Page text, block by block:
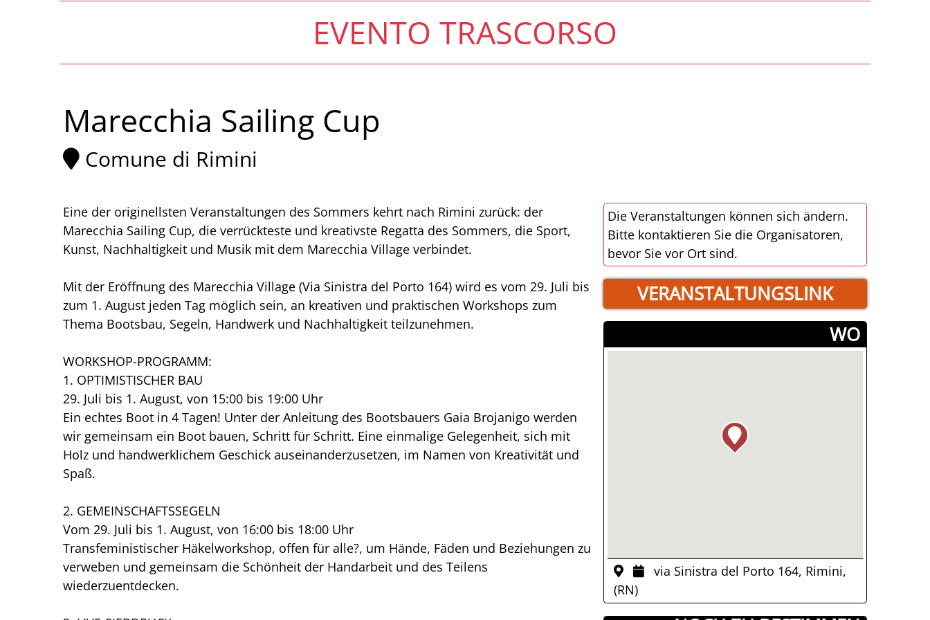
EVENTO TRASCORSO
Marecchia Sailing Cup
Comune di Rimini
Eine der originellsten Veranstaltungen des Sommers kehrt nach Rimini zurück: der
Marecchia Sailing Cup, die verrückteste und kreativste Regatta des Sommers, die Sport,
Kunst, Nachhaltigkeit und Musik mit dem Marecchia Village verbindet.
Mit der Eröffnung des Marecchia Village (Via Sinistra del Porto 164) wird es vom 29. Juli bis
zum 1. August jeden Tag möglich sein, an kreativen und praktischen Workshops zum
Thema Bootsbau, Segeln, Handwerk und Nachhaltigkeit teilzunehmen.
WORKSHOP-PROGRAMM:
1. OPTIMISTISCHER BAU
29. Juli bis 1. August, von 15:00 bis 19:00 Uhr
Ein echtes Boot in 4 Tagen! Unter der Anleitung des Bootsbauers Gaia Brojanigo werden
wir gemeinsam ein Boot bauen, Schritt für Schritt. Eine einmalige Gelegenheit, sich mit
Holz und handwerklichem Geschick auseinanderzusetzen, im Namen von Kreativität und
Spaß.
2. GEMEINSCHAFTSSEGELN
Vom 29. Juli bis 1. August, von 16:00 bis 18:00 Uhr
Transfeministischer Häkelworkshop, offen für alle?, um Hände, Fäden und Beziehungen zu
verweben und gemeinsam die Schönheit der Handarbeit und des Teilens
wiederzuentdecken.
Die Veranstaltungen können sich ändern.
Bitte kontaktieren Sie die Organisatoren,
bevor Sie vor Ort sind.
VERANSTALTUNGSLINK
­WO
via Sinistra del Porto 164, Rimini,
(RN)